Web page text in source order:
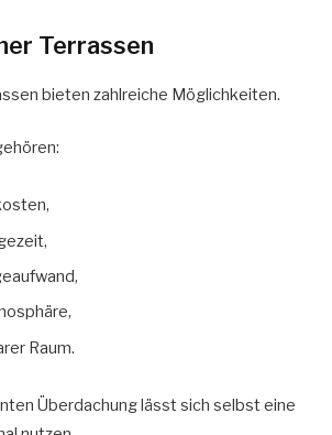
Terrassen
bieten zahlreiche Möglichkeiten.
Raum.
Überdachung lässt sich selbst eine